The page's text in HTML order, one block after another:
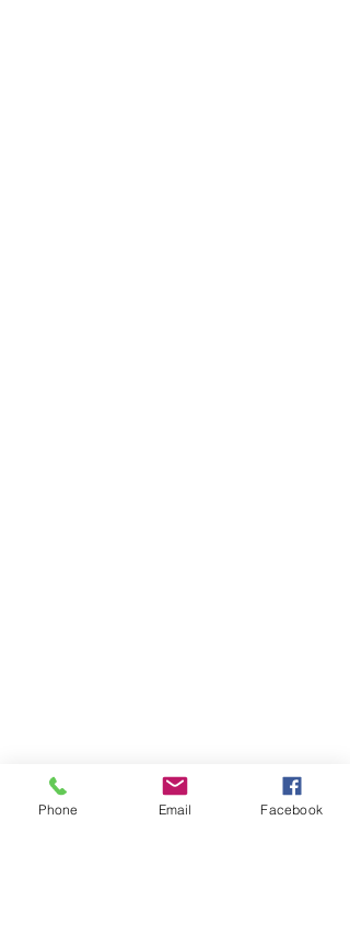
Phone Email Facebook